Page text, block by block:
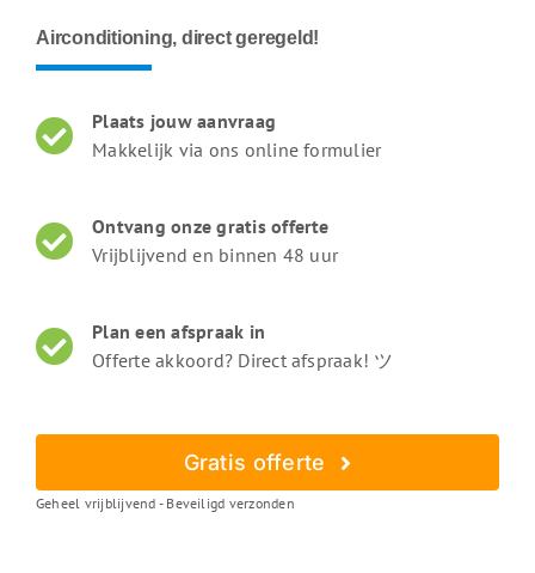
Airconditioning, direct geregeld!
Plaats jouw aanvraag
Makkelijk via ons online formulier
Ontvang onze gratis offerte
Vrijblijvend en binnen 48 uur
Plan een afspraak in
Offerte akkoord? Direct afspraak! ツ
Gratis offerte
Geheel vrijblijvend - Beveiligd verzonden